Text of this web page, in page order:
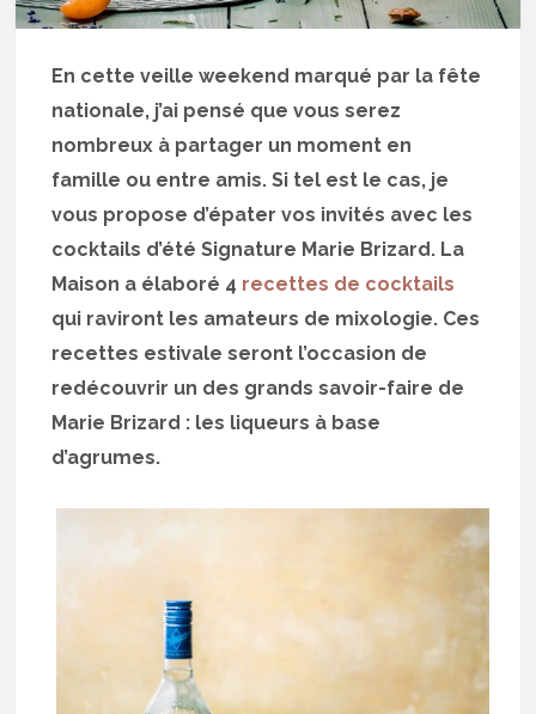
En cette veille weekend marqué par la fête
nationale, j’ai pensé que vous serez
nombreux à partager un moment en
famille ou entre amis. Si tel est le cas, je
vous propose d’épater vos invités avec les
cocktails d’été Signature Marie Brizard. La
Maison a élaboré 4 recettes de cocktails
qui raviront les amateurs de mixologie. Ces
recettes estivale seront l’occasion de
redécouvrir un des grands savoir-faire de
Marie Brizard : les liqueurs à base
d’agrumes.